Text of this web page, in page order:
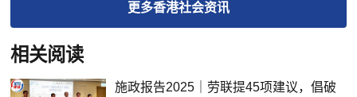
更多香港社会资讯
相关阅读
施政报告2025｜劳联提45项建议，倡破